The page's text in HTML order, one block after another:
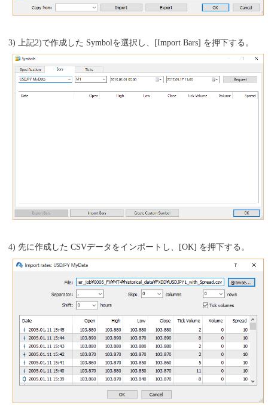
3) 上記2)で作成した Symbolを選択し、[Import Bars] を押下する。
4) 先に作成した CSVデータをインポートし、[OK] を押下する。